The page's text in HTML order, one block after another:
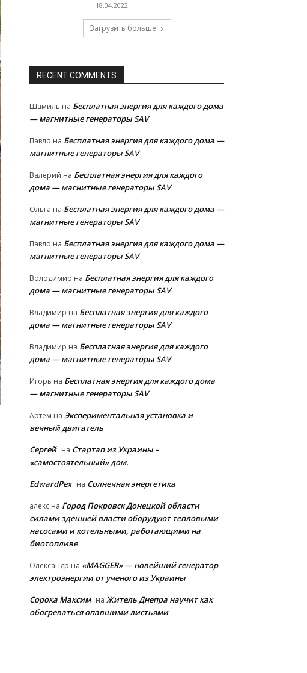
18.04.2022
Загрузить больше
RECENT COMMENTS
Шамиль на Бесплатная энергия для каждого дома
— магнитные генераторы SAV
Павло на Бесплатная энергия для каждого дома —
магнитные генераторы SAV
Валерий на Бесплатная энергия для каждого
дома — магнитные генераторы SAV
Ольга на Бесплатная энергия для каждого дома —
магнитные генераторы SAV
Павло на Бесплатная энергия для каждого дома —
магнитные генераторы SAV
Володимир на Бесплатная энергия для каждого
дома — магнитные генераторы SAV
Владимир на Бесплатная энергия для каждого
дома — магнитные генераторы SAV
Владимир на Бесплатная энергия для каждого
дома — магнитные генераторы SAV
Игорь на Бесплатная энергия для каждого дома
— магнитные генераторы SAV
Артем на Экспериментальная установка и
вечный двигатель
Сергей на Стартап из Украины –
«самостоятельный» дом.
EdwardPex на Солнечная энергетика
алекс на Город Покровск Донецкой области
силами здешней власти оборудуют тепловыми
насосами и котельными, работающими на
биотопливе
Олександр на «MAGGER» — новейший генератор
электроэнергии от ученого из Украины
Сорока Максим на Житель Днепра научит как
обогреваться опавшими листьями